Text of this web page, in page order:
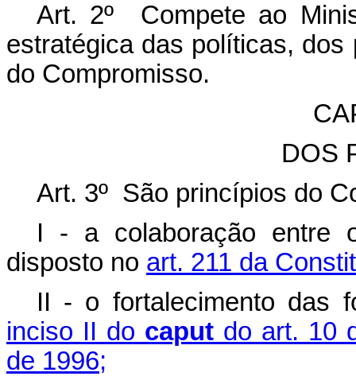
Art. 2º Compete ao
estratégica das políticas,
do Compromisso.
DOS
Art. 3º São princípios do
I - a colaboração entre
disposto no art. 211 da
II - o fortalecimento das
inciso II do caput do art. 10
de 1996;